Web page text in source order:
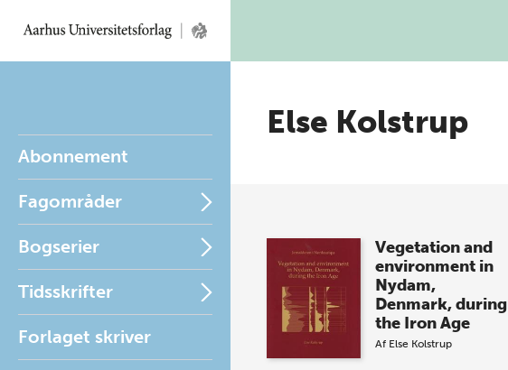
Abonnement
Fagområder
Bogserier
Tidsskrifter
Forlaget skriver
Else Kolstrup
Vegetation and
environment in
Nydam,
Denmark, during
the Iron Age
Af Else Kolstrup